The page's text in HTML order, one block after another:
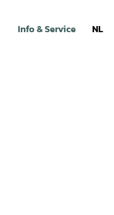
Info & Service NL